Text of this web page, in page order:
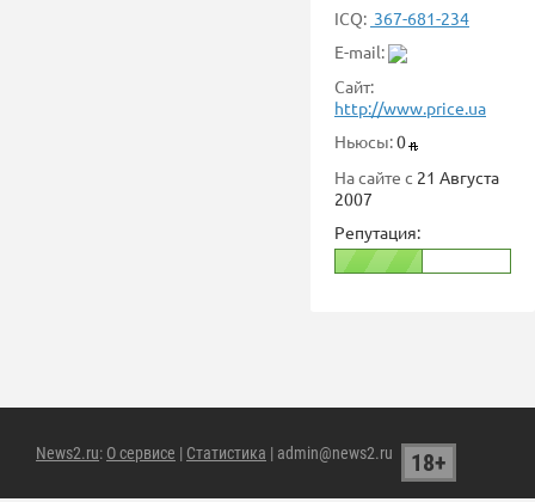
ICQ: 367-681-234
E-mail:
Сайт:
http://www.price.ua
Ньюсы:0
На сайте с 21 Августа
2007
Репутация:
News2.ru: О сервисе | Статистика | admin@news2.ru 18+